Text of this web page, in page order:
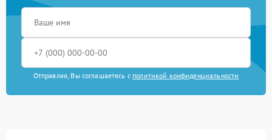
Отправляя, Вы соглашаетесь с политикой конфиденциальности